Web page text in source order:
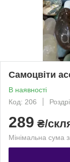
Самоцвіти
В наявності
Код: 206
289 ₴/
Мінімальна сума